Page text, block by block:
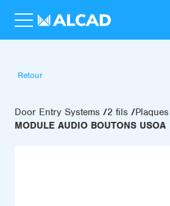
Retour
Door Entry Systems 2 fils Plaques
MODULE AUDIO BOUTONS USOA